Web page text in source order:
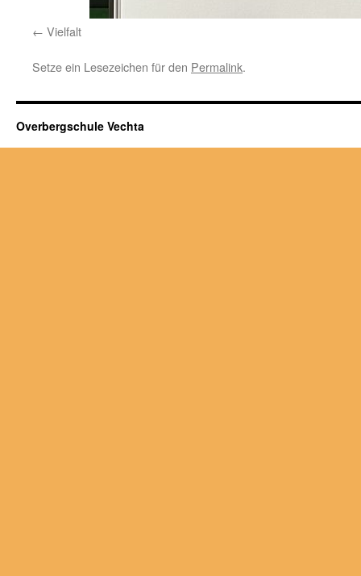
Vielfalt
Setze ein Lesezeichen für den Permalink.
Overbergschule Vechta